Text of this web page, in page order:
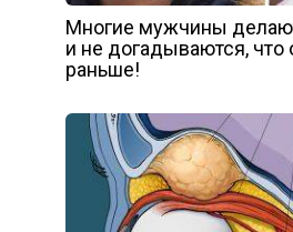
Многие мужчины
и не догадываются, что
раньше!